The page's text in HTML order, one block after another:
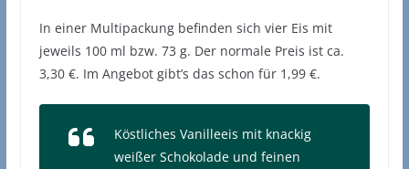
In einer Multipackung befinden sich vier Eis mit
jeweils 100 ml bzw. 73 g. Der normale Preis ist ca.
3,30 €. Im Angebot gibt’s das schon für 1,99 €.
Köstliches Vanilleeis mit knackig
weißer Schokolade und feinen